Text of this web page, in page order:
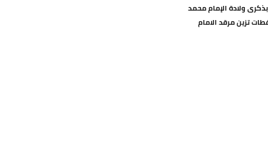
بذكرى ولادة الإمام محمد
تزين مرقد الامام